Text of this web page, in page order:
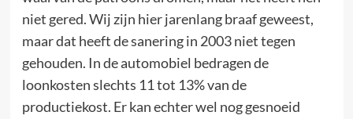
niet gered. Wij zijn hier jarenlang braaf geweest,
maar dat heeft de sanering in 2003 niet tegen
gehouden. In de automobiel bedragen de
loonkosten slechts 11 tot 13% van de
productiekost. Er kan echter wel nog gesnoeid